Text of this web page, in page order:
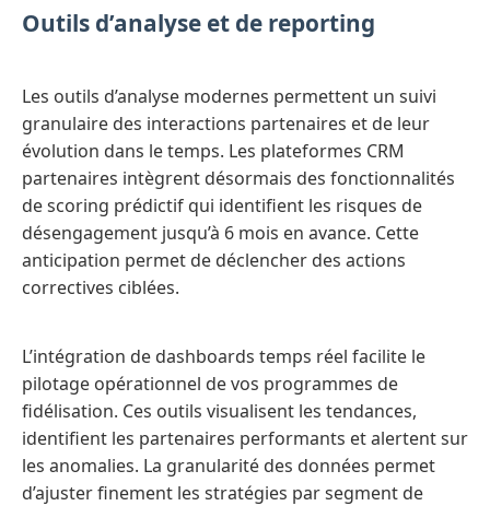
Outils d’analyse et de reporting
Les outils d’analyse modernes permettent un suivi
granulaire des interactions partenaires et de leur
évolution dans le temps. Les plateformes CRM
partenaires intègrent désormais des fonctionnalités
de scoring prédictif qui identifient les risques de
désengagement jusqu’à 6 mois en avance. Cette
anticipation permet de déclencher des actions
correctives ciblées.
L’intégration de dashboards temps réel facilite le
pilotage opérationnel de vos programmes de
fidélisation. Ces outils visualisent les tendances,
identifient les partenaires performants et alertent sur
les anomalies. La granularité des données permet
d’ajuster finement les stratégies par segment de